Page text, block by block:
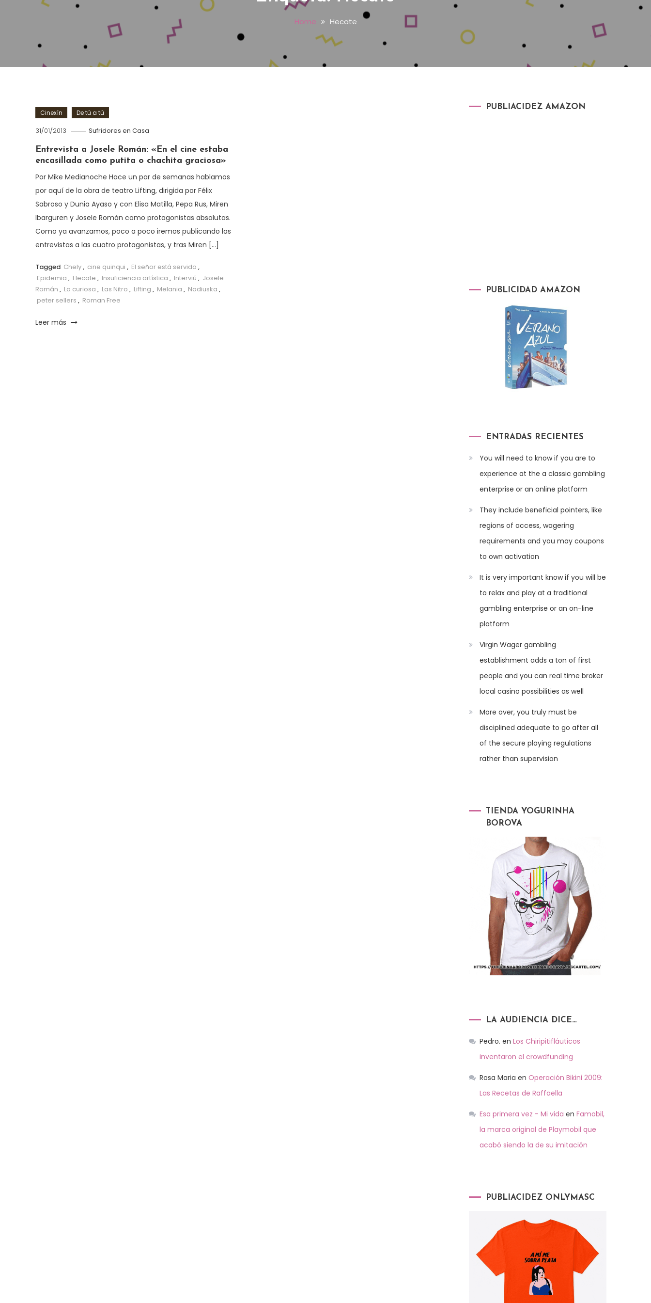
Home Hecate
Cinexín De tú a tú
31/01/2013 Sufridores en Casa
Entrevista a Josele Román: «En el cine estaba
encasillada como putita o chachita graciosa»
Por Mike Medianoche Hace un par de semanas hablamos
por aquí de la obra de teatro Lifting, dirigida por Félix
Sabroso y Dunia Ayaso y con Elisa Matilla, Pepa Rus, Miren
Ibarguren y Josele Román como protagonistas absolutas.
Como ya avanzamos, poco a poco iremos publicando las
entrevistas a las cuatro protagonistas, y tras Miren […]
Tagged Chely, cine quinqui , El señor está servido ,
Epidemia , Hecate , Insuficiencia artística , Interviú , Josele
Román , La curiosa , Las Nitro , Lifting , Melania , Nadiuska ,
peter sellers , Roman Free
Leer más
PUBLIACIDEZ AMAZON
PUBLICIDAD AMAZON
ENTRADAS RECIENTES
You will need to know if you are to
experience at the a classic gambling
enterprise or an online platform
They include beneficial pointers, like
regions of access, wagering
requirements and you may coupons
to own activation
It is very important know if you will be
to relax and play at a traditional
gambling enterprise or an on-line
platform
Virgin Wager gambling
establishment adds a ton of first
people and you can real time broker
local casino possibilities as well
More over, you truly must be
disciplined adequate to go after all
of the secure playing regulations
rather than supervision
TIENDA YOGURINHA
BOROVA
LA AUDIENCIA DICE…
Pedro. en Los Chiripitifláuticos
inventaron el crowdfunding
Rosa Maria en Operación Bikini 2009:
Las Recetas de Raffaella
Esa primera vez - Mi vida en Famobil,
la marca original de Playmobil que
acabó siendo la de su imitación
PUBLIACIDEZ ONLYMASC